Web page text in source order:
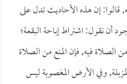
قالوا: إن هذه الأحاديث تدل على
أن نقول: اشتراط إباحة البقعة؛
فيه, فإن المنع من الصلاة
وفي الأرض المغصوبة ليس